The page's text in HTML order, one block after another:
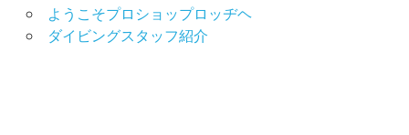
ー
ようこそプロショップロッヂヘ
ダイビングスタッフ紹介